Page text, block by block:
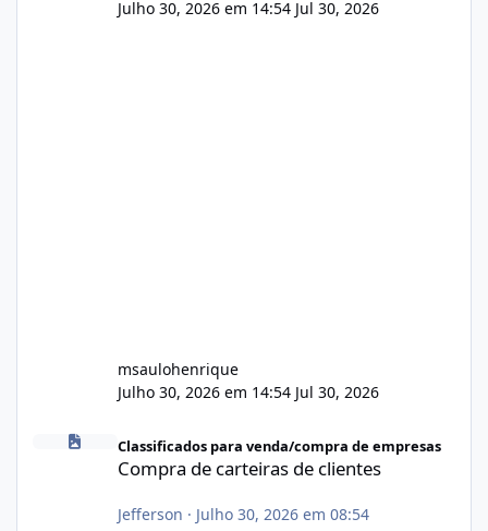
Julho 30, 2026 em 14:54 Jul 30, 2026
msaulohenrique
Julho 30, 2026 em 14:54 Jul 30, 2026
Compra de carteiras de clientes
Classificados para venda/compra de empresas
Compra de carteiras de clientes
Jefferson · Julho 30, 2026 em 08:54